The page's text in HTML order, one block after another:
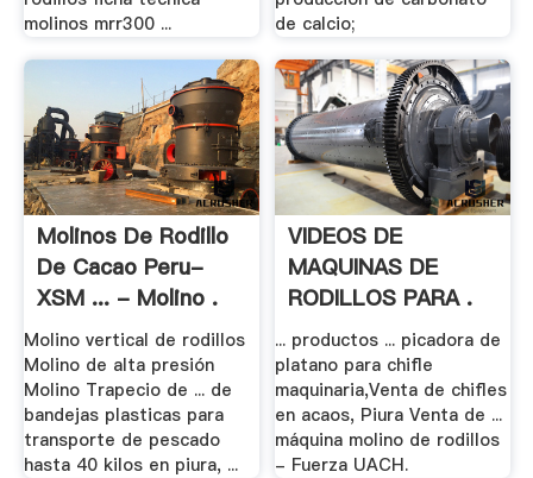
molinos mrr300 ...
de calcio;
Molinos De Rodillo
De Cacao Peru-
XSM ... - Molino .
Molino vertical de rodillos
Molino de alta presión
Molino Trapecio de ... de
bandejas plasticas para
transporte de pescado
hasta 40 kilos en piura, ...
VIDEOS DE
MAQUINAS DE
RODILLOS PARA .
... productos ... picadora de
platano para chifle
maquinaria,Venta de chifles
en acaos, Piura Venta de ...
máquina molino de rodillos
- Fuerza UACH.